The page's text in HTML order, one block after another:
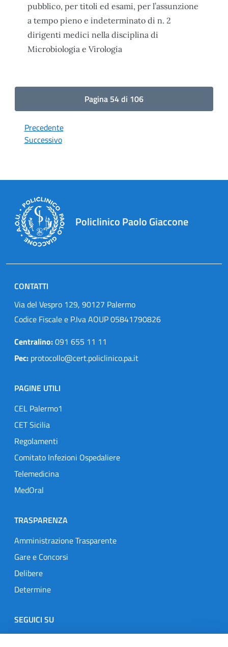
pubblico, per titoli ed esami, per l’assunzione
a tempo pieno e indeterminato di n. 2
dirigenti medici nella disciplina di
Microbiologia e Virologia
Pagina 54 di 106
Precedente
Successivo
Policlinico Paolo Giaccone
CONTATTI
Via del Vespro 129, 90127 Palermo
Codice Fiscale e P.Iva AOUP 05841790826
Centralino:091 655 11 11
Pec: protocollo@cert.policlinico.pa.it
PAGINE UTILI
CEL Palermo1
CET Sicilia
Regolamenti
Comitato Infezioni Ospedaliere
Telemedicina
MedOral
TRASPARENZA
Amministrazione Trasparente
Gare e Concorsi
Delibere
Determine
SEGUICI SU
Designers Italia
TwitterInstagramYoutubeLinkedin